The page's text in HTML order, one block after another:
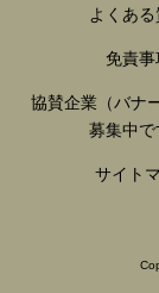
よくある
免責事
協賛企業（バナ
募集中で
サイト